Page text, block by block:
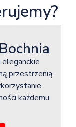
przestrzenią.
każdemu